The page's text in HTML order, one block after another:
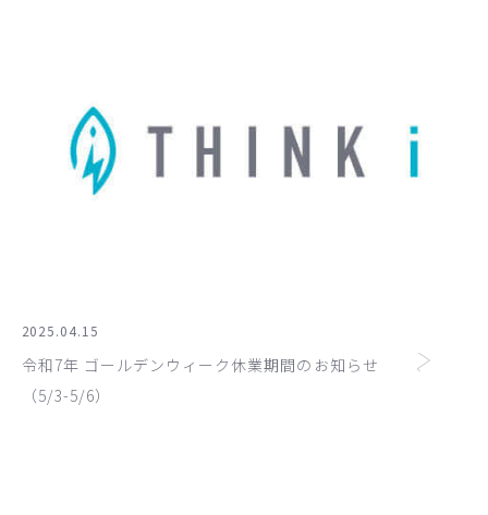
2025.04.15
令和7年 ゴールデンウィーク休業期間のお知らせ
（5/3-5/6）